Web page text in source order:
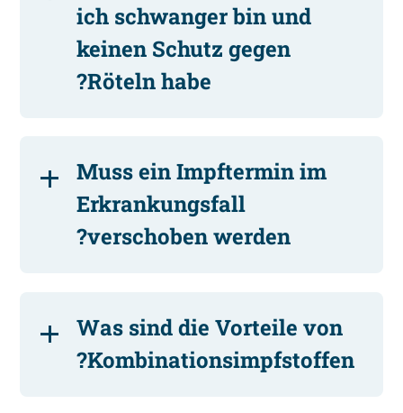
ich schwanger bin und
keinen Schutz gegen
Röteln habe?
Muss ein Impftermin im
Erkrankungsfall
verschoben werden?
Was sind die Vorteile von
Kombinationsimpfstoffen?